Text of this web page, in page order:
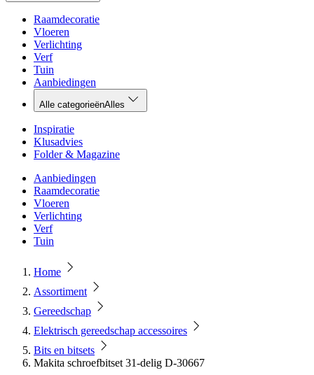
Raamdecoratie
Vloeren
Verlichting
Verf
Tuin
Aanbiedingen
Alle categorieënAlles
Inspiratie
Klusadvies
Folder & Magazine
Aanbiedingen
Raamdecoratie
Vloeren
Verlichting
Verf
Tuin
Home
Assortiment
Gereedschap
Elektrisch gereedschap accessoires
Bits en bitsets
Makita schroefbitset 31-delig D-30667